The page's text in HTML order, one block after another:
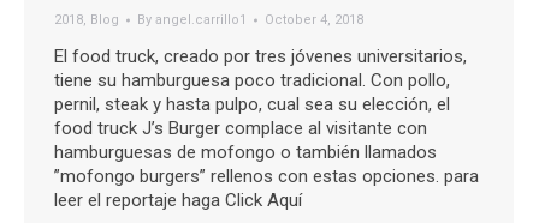
2018, Blog By angel.carrillo1 October 4, 2018
El food truck, creado por tres jóvenes universitarios,
tiene su hamburguesa poco tradicional. Con pollo,
pernil, steak y hasta pulpo, cual sea su elección, el
food truck J’s Burger complace al visitante con
hamburguesas de mofongo o también llamados
”mofongo burgers” rellenos con estas opciones. para
leer el reportaje haga Click Aquí